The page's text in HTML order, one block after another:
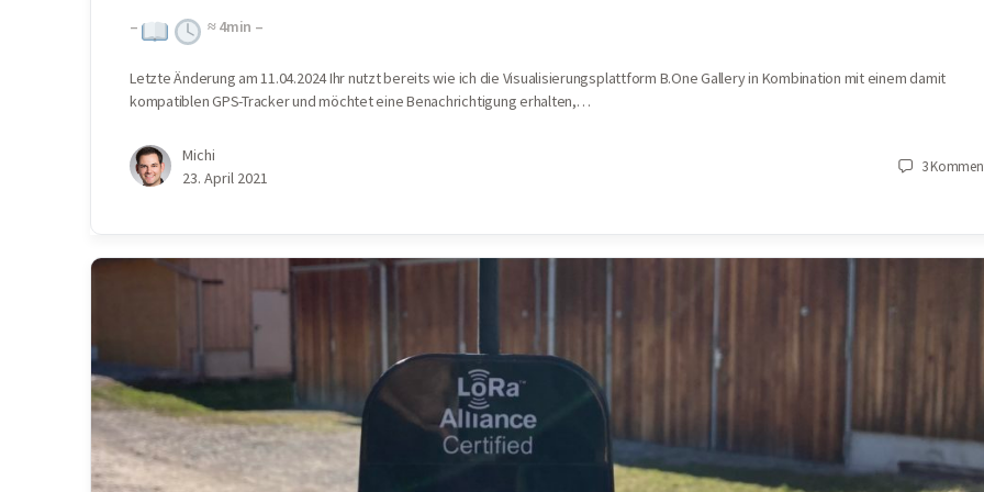
– ≈4min –
Letzte Änderung am 11.04.2024 Ihr nutzt bereits wie ich die Visualisierungsplattform B.One Gallery in Kombination mit einem damit
kompatiblen GPS-Tracker und möchtet eine Benachrichtigung erhalten,…
Michi
23. April 2021
3